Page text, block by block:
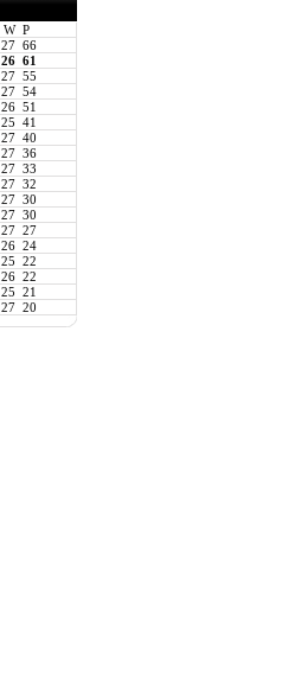
W P
27 66
26 61
27 55
27 54
26 51
25 41
27 40
27 36
27 33
27 32
27 30
27 30
27 27
26 24
25 22
26 22
25 21
27 20